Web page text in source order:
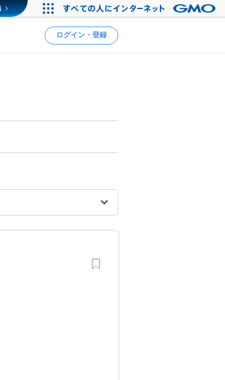
ログイン・登録